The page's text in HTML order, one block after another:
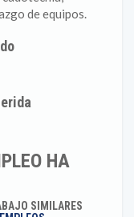
de equipos.
HA
SIMILARES